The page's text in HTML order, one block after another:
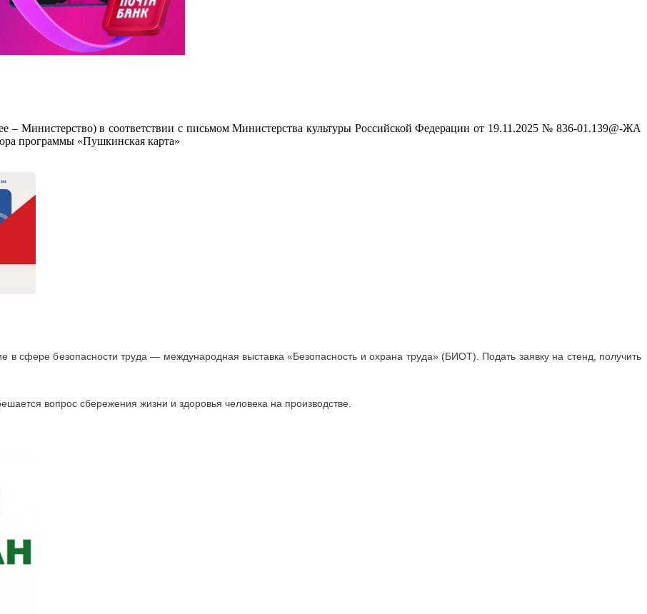
– Министерство) в соответствии с письмом Министерства культуры Российской Федерации от 19.11.2025 № 836-01.139@-ЖА
программы «Пушкинская карта»
в сфере безопасности труда — международная выставка «Безопасность и охрана труда» (БИОТ). Подать заявку на стенд, получить
вопрос сбережения жизни и здоровья человека на производстве.